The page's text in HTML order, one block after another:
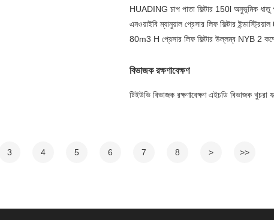
HUADING চাপ পাতা ফিল্টার 150l অনুভূমিক ধাতু
এনওয়াইবি ম্যানুয়াল প্রেসার লিফ ফিল্টার
80m3 H প্রেসার লিফ ফিল্টার উল্লম্ব NYB 2
বিভাজক রক্ষণাবেক্ষণ
টিইউভি বিভাজক রক্ষণাবেক্ষণ এইচডি বিভাজক খুচরা
3 4 5 6 7 8 > >>